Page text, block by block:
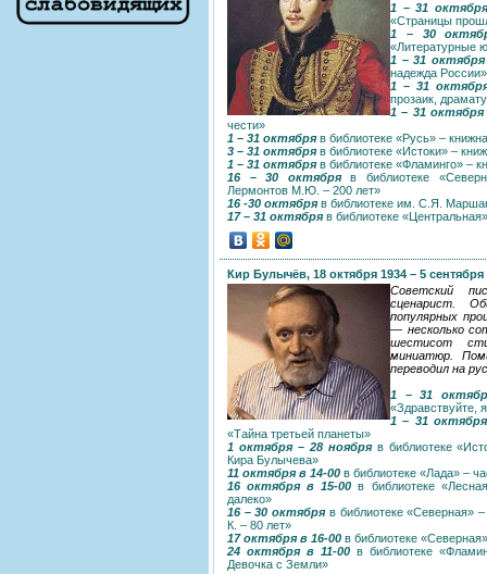
1 – 31 октября
«Страницы
1 – 30
«Литературные
1 – 31 октября
надежда России»
1 – 31
прозаик,
1 – 31 октября
чести»
1 – 31 октябряв библиотеке «Русь» –
3 – 31 октябряв библиотеке «Истоки» –
1 – 31 октябряв библиотеке «Фламинго» –
16 – 30 октябряв библиотеке
Лермонтов М.Ю. – 200 лет»
16 -30 октябряв библиотеке им. С.Я.
17 – 31 октябряв библиотеке
Кир Булычёв, 18 октября 1934 – 5 сентября
Советский
сценарист.
популярных
— несколько
шестисот
миниатюр.
переводил на
1 – 31
«Здравствуйте,
1 – 31 октября
«Тайна третьей планеты»
1 октября – 28 ноябряв библиотеке
Кира Булычева»
11 октября в 14-00 в библиотеке «Лада» –
16 октября в 15-00 в библиотеке
далеко»
16 – 30 октябряв библиотеке «Северная»
К. – 80 лет»
17 октября в 16-00 в библиотеке
24 октября в 11-00 в библиотеке
Девочка с Земли»